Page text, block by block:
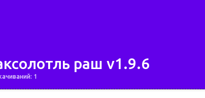
раш v1.9.6
1